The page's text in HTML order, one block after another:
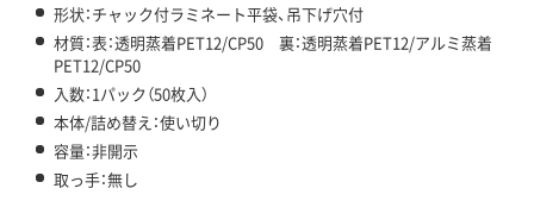
形状：チャック付ラミネート平袋、吊下げ穴付
材質：表：透明蒸着PET12/CP50 裏：透明蒸着PET12/アルミ蒸着
PET12/CP50
入数：1パック（50枚入）
本体/詰め替え：使い切り
容量：非開示
取っ手：無し